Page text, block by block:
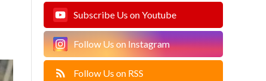
Subscribe Us on Youtube
Follow Us on Instagram
Follow Us on RSS